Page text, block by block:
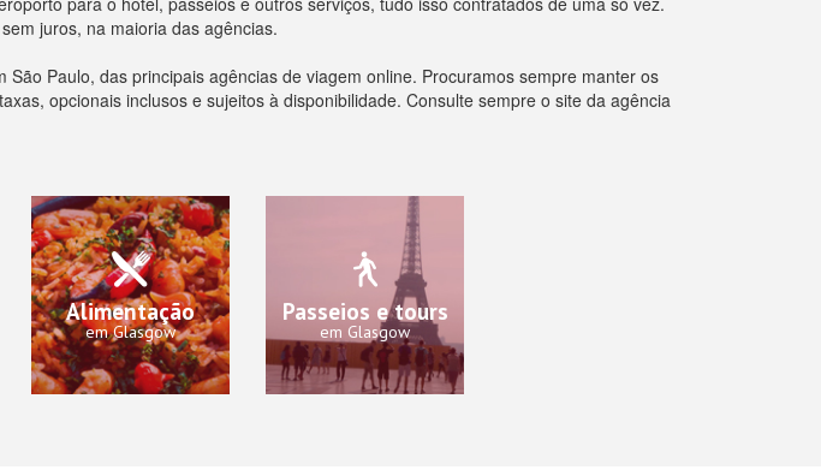
juros, na maioria das agências.
São Paulo, das principais agências de viagem online. Procuramos sempre manter os
opcionais inclusos e sujeitos à disponibilidade. Consulte sempre o site da agência
Alimentação
em Glasgow
Passeios e tours
em Glasgow